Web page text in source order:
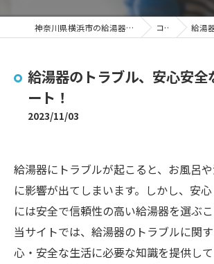
神奈川県横浜市の給湯器ならハッピーホームズ コラム 給湯器のト
給湯器のトラブル、安心安全
ート！
2023/11/03
給湯器にトラブルが起こると、お風呂
に影響が出てしまいます。しかし、安
には安全で信頼性の高い給湯器を選ぶこ
当サイトでは、給湯器のトラブルに関
心・安全な生活に必要な知識を提供し